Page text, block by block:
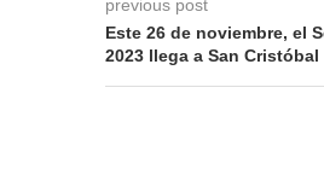
previous post
Este 26 de noviembre, el
2023 llega a San Cristóbal